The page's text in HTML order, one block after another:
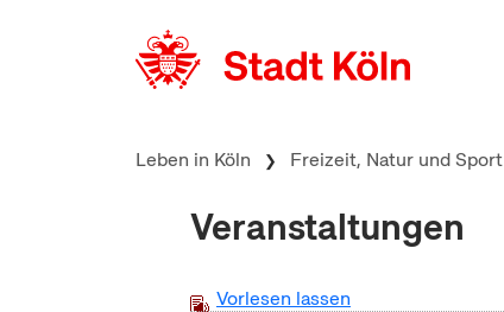
Leben in Köln Freizeit, Natur und Sport
Veranstaltungen
Vorlesen lassen